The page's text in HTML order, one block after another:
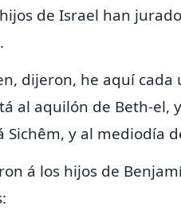
de Israel han
dijeron, he aquí cada
al aquilón de Beth-el,
Sichêm, y al mediodía
á los hijos de